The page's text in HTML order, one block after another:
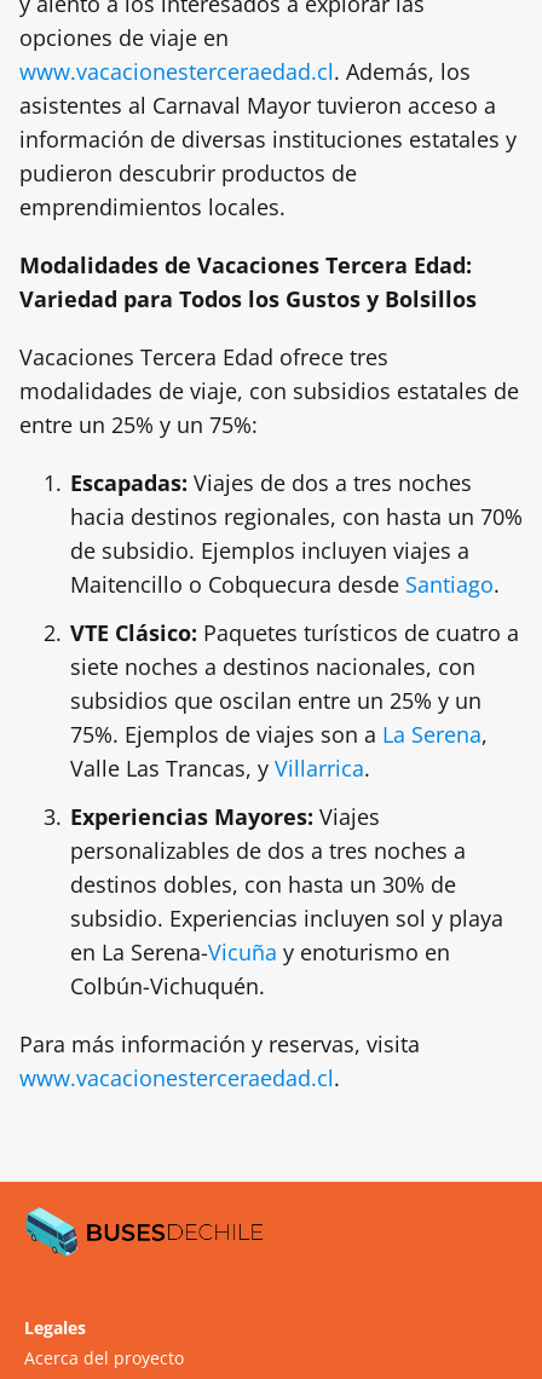
opciones de viaje en
www.vacacionesterceraedad.cl. Además, los
asistentes al Carnaval Mayor tuvieron acceso a
información de diversas instituciones estatales y
pudieron descubrir productos de
emprendimientos locales.
Modalidades de Vacaciones Tercera Edad:
Variedad para Todos los Gustos y Bolsillos
Vacaciones Tercera Edad ofrece tres
modalidades de viaje, con subsidios estatales de
entre un 25% y un 75%:
Escapadas: Viajes de dos a tres noches
hacia destinos regionales, con hasta un 70%
de subsidio. Ejemplos incluyen viajes a
Maitencillo o Cobquecura desde Santiago.
VTE Clásico: Paquetes turísticos de cuatro a
siete noches a destinos nacionales, con
subsidios que oscilan entre un 25% y un
75%. Ejemplos de viajes son a La Serena,
Valle Las Trancas, y Villarrica.
Experiencias Mayores: Viajes
personalizables de dos a tres noches a
destinos dobles, con hasta un 30% de
subsidio. Experiencias incluyen sol y playa
en La Serena-Vicuña y enoturismo en
Colbún-Vichuquén.
Para más información y reservas, visita
www.vacacionesterceraedad.cl.
Legales
Acerca del proyecto